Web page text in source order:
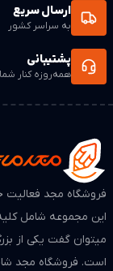
ارسال سریع
به سراسر کشور
پشتیبانی
همه‌روزه کنار شما
این مجموعه شامل
میتوان گفت یکی از
است. فروشگاه مجد